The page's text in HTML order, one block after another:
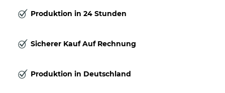
Produktion in 24 Stunden
Sicherer Kauf Auf Rechnung
Produktion in Deutschland